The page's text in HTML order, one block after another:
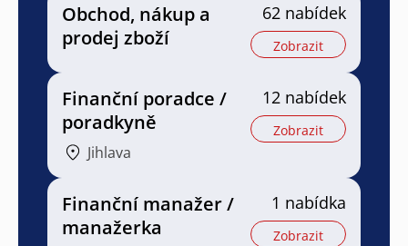
Obchod, nákup a
prodej zboží
62 nabídek
Zobrazit
Finanční poradce /
poradkyně
Jihlava
12 nabídek
Zobrazit
Finanční manažer /
manažerka
1 nabídka
Zobrazit